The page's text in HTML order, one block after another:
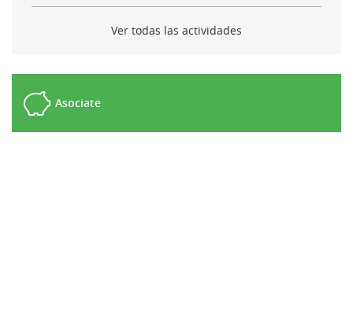
Ver todas las actividades
Asociate